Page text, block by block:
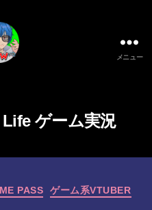
ー
ム/
メニュー
ゲーム実況
カ PASS ゲーム系VTUBER